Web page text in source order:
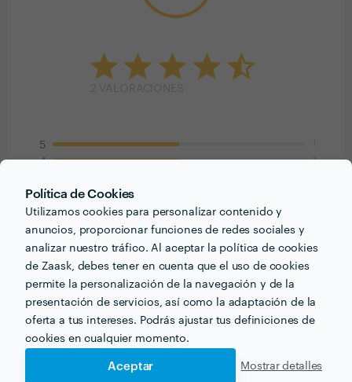
Política de Cookies
Utilizamos cookies para personalizar contenido y
anuncios, proporcionar funciones de redes sociales y
analizar nuestro tráfico. Al aceptar la política de cookies
de Zaask, debes tener en cuenta que el uso de cookies
permite la personalización de la navegación y de la
presentación de servicios, así como la adaptación de la
oferta a tus intereses. Podrás ajustar tus definiciones de
cookies en cualquier momento.
Aceptar Mostrar detalles
5
4 1
2
1
Cliente/a Zaask
Mudanza de Muebles
14 oct. 2020
Estoy encantada con el servicio. puntuales, rápidos,
cuidadosos. tanto es así que he contado con ellos para
otros trabajos particulares como para la empresa